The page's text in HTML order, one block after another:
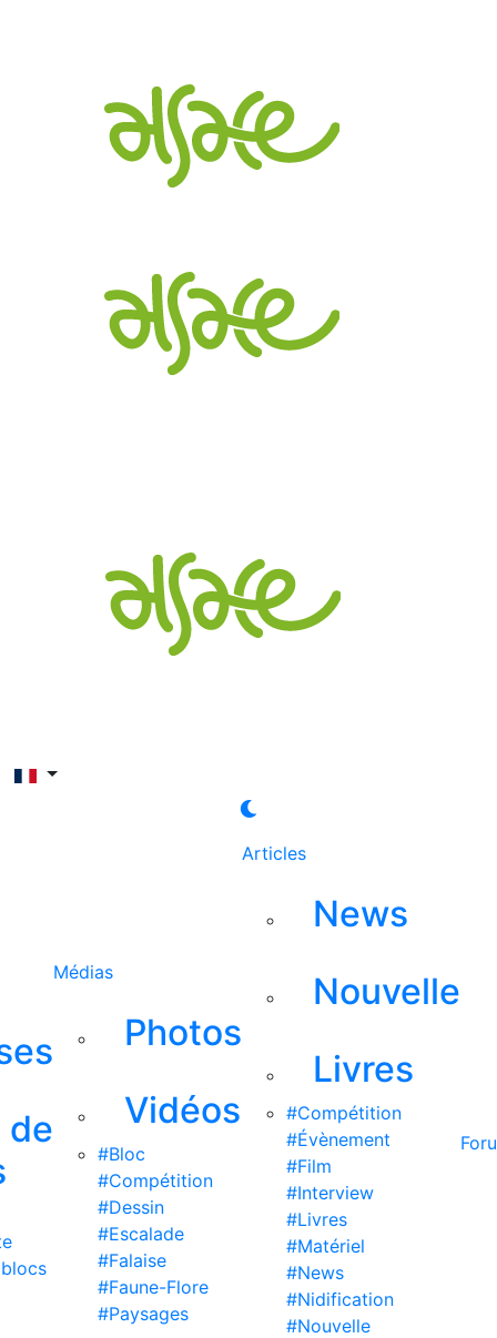
de
Médias
Photos
Vidéos
#Bloc
#Compétition
#Dessin
#Escalade
#Falaise
#Faune-Flore
#Paysages
Articles
News
Nouvelle
Livres
#Compétition
#Évènement
#Film
#Interview
#Livres
#Matériel
#News
#Nidification
#Nouvelle